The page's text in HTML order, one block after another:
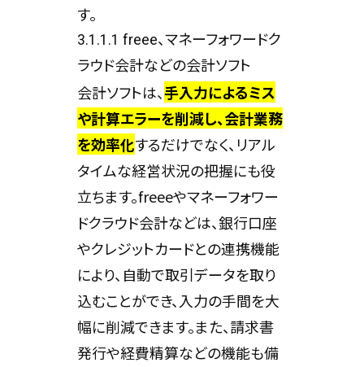
す。
3.1.1.1 freee、マネーフォワードク
ラウド会計などの会計ソフト
会計ソフトは、手入力によるミス
や計算エラーを削減し、会計業務
を効率化するだけでなく、リアル
タイムな経営状況の把握にも役
立ちます。freeeやマネーフォワー
ドクラウド会計などは、銀行口座
やクレジットカードとの連携機能
により、自動で取引データを取り
込むことができ、入力の手間を大
幅に削減できます。また、請求書
発行や経費精算などの機能も備